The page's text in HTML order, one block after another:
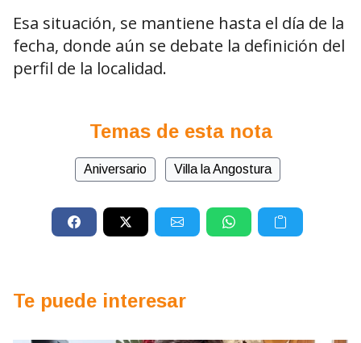
Esa situación, se mantiene hasta el día de la
fecha, donde aún se debate la definición del
perfil de la localidad.
Temas de esta nota
Aniversario Villa la Angostura
Te puede interesar